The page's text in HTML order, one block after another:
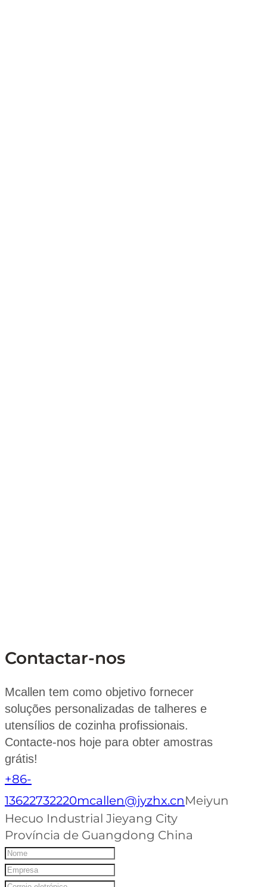
Contactar-nos
Mcallen tem como objetivo fornecer
soluções personalizadas de talheres e
utensílios de cozinha profissionais.
Contacte-nos hoje para obter amostras
grátis!
+86-
13622732220mcallen@jyzhx.cnMeiyun
Hecuo Industrial Jieyang City
Província de Guangdong China